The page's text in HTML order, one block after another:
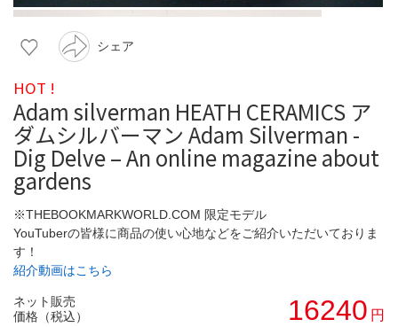
シェア
HOT !
Adam silverman HEATH CERAMICS ア
ダムシルバーマン Adam Silverman -
Dig Delve – An online magazine about
gardens
※THEBOOKMARKWORLD.COM 限定モデル
YouTuberの皆様に商品の使い心地などをご紹介いただいておりま
す！
紹介動画はこちら
ネット販売
価格（税込）
16240 円